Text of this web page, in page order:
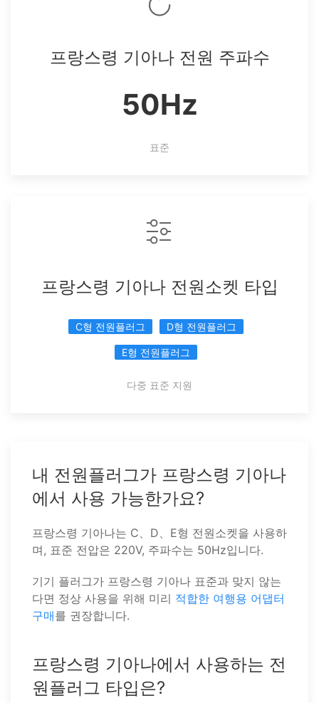
프랑스령 기아나 전원 주파수
50Hz
표준
프랑스령 기아나 전원소켓 타입
C형 전원플러그 D형 전원플러그
E형 전원플러그
다중 표준 지원
내 전원플러그가 프랑스령 기아나
에서 사용 가능한가요?
프랑스령 기아나는 C、D、E형 전원소켓을 사용하
며, 표준 전압은 220V, 주파수는 50Hz입니다.
기기 플러그가 프랑스령 기아나 표준과 맞지 않는
다면 정상 사용을 위해 미리 적합한 여행용 어댑터
구매를 권장합니다.
프랑스령 기아나에서 사용하는 전
원플러그 타입은?